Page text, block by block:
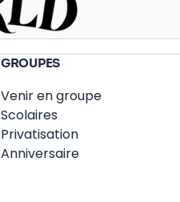
GROUPES
Venir en groupe
Scolaires
Privatisation
Anniversaire